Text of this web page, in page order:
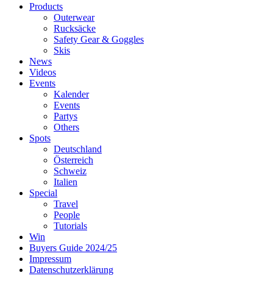
Products
Outerwear
Rucksäcke
Safety Gear & Goggles
Skis
News
Videos
Events
Kalender
Events
Partys
Others
Spots
Deutschland
Österreich
Schweiz
Italien
Special
Travel
People
Tutorials
Win
Buyers Guide 2024/25
Impressum
Datenschutzerklärung